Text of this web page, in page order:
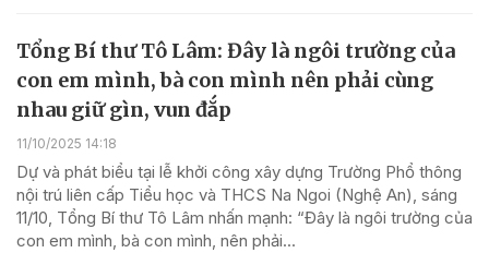
Tổng Bí thư Tô Lâm: Đây là ngôi trường của
con em mình, bà con mình nên phải cùng
nhau giữ gìn, vun đắp
11/10/2025 14:18
Dự và phát biểu tại lễ khởi công xây dựng Trường Phổ thông
nội trú liên cấp Tiểu học và THCS Na Ngoi (Nghệ An), sáng
11/10, Tổng Bí thư Tô Lâm nhấn mạnh: “Đây là ngôi trường của
con em mình, bà con mình, nên phải...